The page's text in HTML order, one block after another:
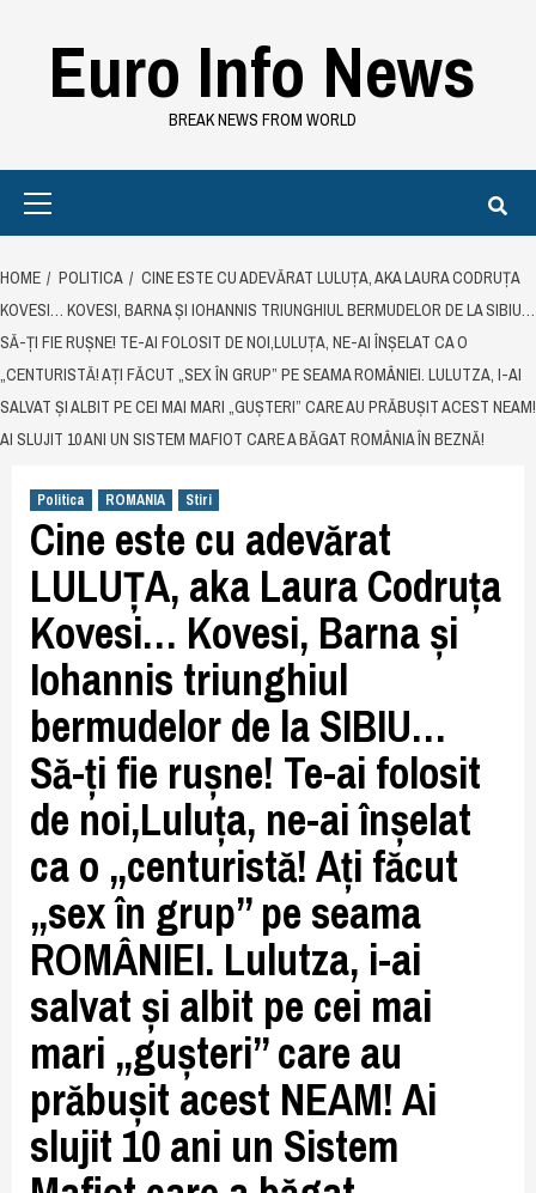
contentEuro Info News
BREAK NEWS FROM WORLD
HOME POLITICA
CINE ESTE CU ADEVĂRAT LULUȚA, AKA LAURA CODRUȚA
KOVESI… KOVESI, BARNA ȘI IOHANNIS TRIUNGHIUL BERMUDELOR DE LA SIBIU…
SĂ-ȚI FIE RUȘNE! TE-AI FOLOSIT DE NOI,LULUȚA, NE-AI ÎNȘELAT CA O
„CENTURISTĂ! AȚI FĂCUT „SEX ÎN GRUP” PE SEAMA ROMÂNIEI. LULUTZA, I-AI
SALVAT ȘI ALBIT PE CEI MAI MARI „GUȘTERI” CARE AU PRĂBUȘIT ACEST NEAM!
AI SLUJIT 10 ANI UN SISTEM MAFIOT CARE A BĂGAT ROMÂNIA ÎN BEZNĂ!
Politica ROMANIA Stiri
Cine este cu adevărat
LULUȚA, aka Laura Codruța
Kovesi… Kovesi, Barna și
Iohannis triunghiul
bermudelor de la SIBIU…
Să-ți fie rușne! Te-ai folosit
de noi,Luluța, ne-ai înșelat
ca o „centuristă! Ați făcut
„sex în grup” pe seama
ROMÂNIEI. Lulutza, i-ai
salvat și albit pe cei mai
mari „gușteri” care au
prăbușit acest NEAM! Ai
slujit 10 ani un Sistem